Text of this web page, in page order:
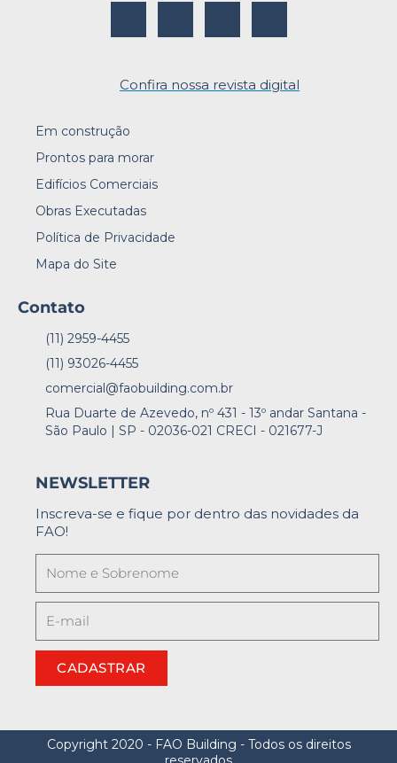
Confira nossa revista digital
Em construção
Prontos para morar
Edifícios Comerciais
Obras Executadas
Política de Privacidade
Mapa do Site
Contato
(11) 2959-4455
(11) 93026-4455
comercial@faobuilding.com.br
Rua Duarte de Azevedo, nº 431 - 13º andar Santana -
São Paulo | SP - 02036-021 CRECI - 021677-J
NEWSLETTER
Inscreva-se e fique por dentro das novidades da
FAO!
CADASTRAR
Copyright 2020 - FAO Building - Todos os direitos